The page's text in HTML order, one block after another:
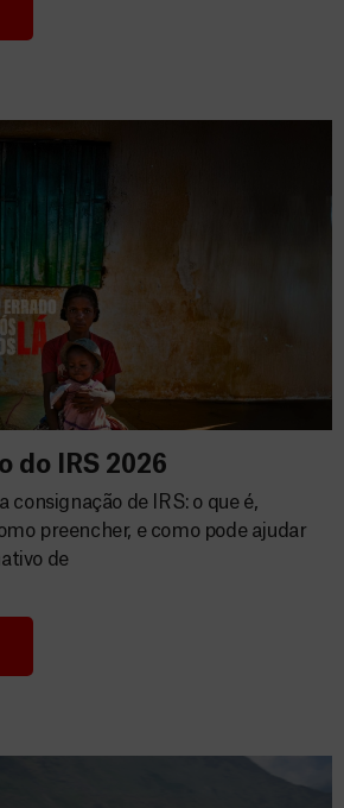
do IRS 2026
do IRS 2026
consignação de IRS: o que é,
preencher, e como pode ajudar
de